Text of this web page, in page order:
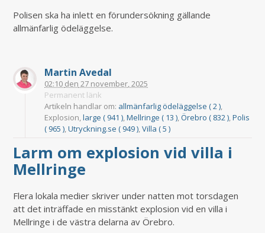
Polisen ska ha inlett en förundersökning gällande
allmänfarlig ödeläggelse.
Martin Avedal
02:10 den 27 november, 2025
Permanent länk
Artikeln handlar om: allmänfarlig ödeläggelse ( 2 ),
Explosion,large ( 941 ),Mellringe ( 13 ),Örebro ( 832 ),Polis
( 965 ),Utryckning.se ( 949 ),Villa ( 5 )
Larm om explosion vid villa i
Mellringe
Flera lokala medier skriver under natten mot torsdagen
att det inträffade en misstänkt explosion vid en villa i
Mellringe i de västra delarna av Örebro.